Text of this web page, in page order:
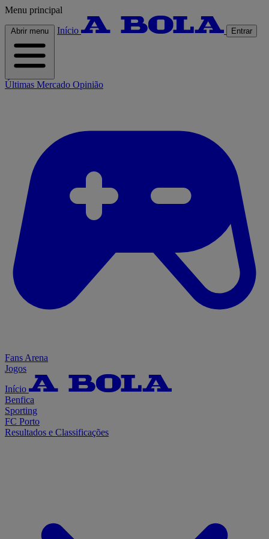
Menu principal
Abrir menu Início Entrar
Últimas Mercado Opinião
Fans Arena
Jogos
Início
Benfica
Sporting
FC Porto
Resultados e Classificações